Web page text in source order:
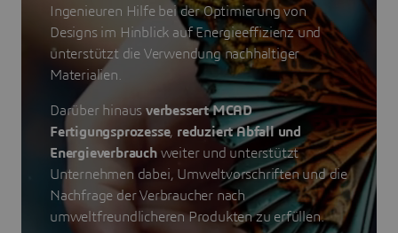
Ingenieuren Hilfe bei der Optimierung von
Designs im Hinblick auf Energieeffizienz und
unterstützt die Verwendung nachhaltiger
Materialien.
Darüber hinaus verbessert MCAD
Fertigungsprozesse, reduziert Abfall und
Energieverbrauchweiter und unterstützt
Unternehmen dabei, Umweltvorschriften und die
Nachfrage der Verbraucher nach
umweltfreundlicheren Produkten zu erfüllen.